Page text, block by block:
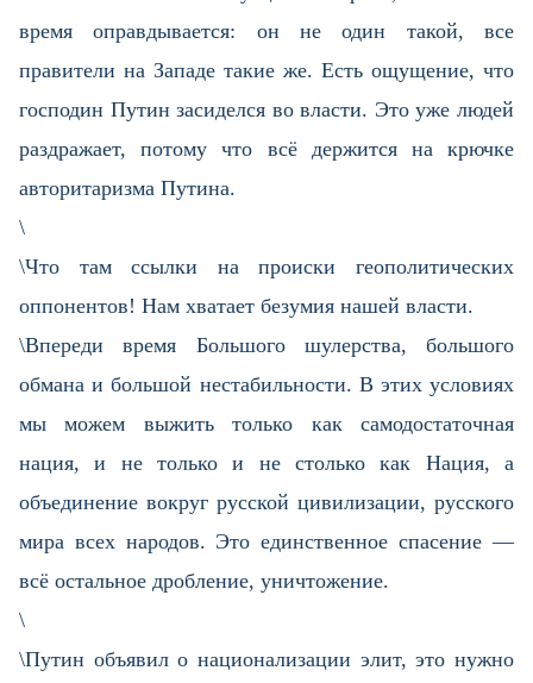
время оправдывается: он не один такой, все
правители на Западе такие же. Есть ощущение, что
господин Путин засиделся во власти. Это уже людей
раздражает, потому что всё держится на крючке
авторитаризма Путина.
\
\Что там ссылки на происки геополитических
оппонентов! Нам хватает безумия нашей власти.
\Впереди время Большого шулерства, большого
обмана и большой нестабильности. В этих условиях
мы можем выжить только как самодостаточная
нация, и не только и не столько как Нация, а
объединение вокруг русской цивилизации, русского
мира всех народов. Это единственное спасение —
всё остальное дробление, уничтожение.
\
\Путин объявил о национализации элит, это нужно